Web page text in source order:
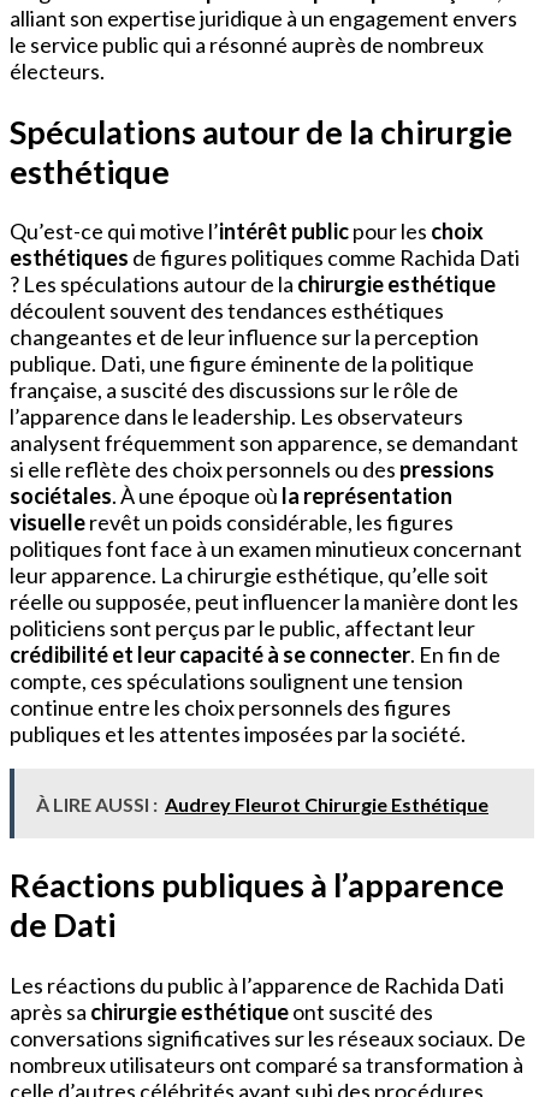
alliant son expertise juridique à un engagement envers
le service public qui a résonné auprès de nombreux
électeurs.
Spéculations autour de la chirurgie
esthétique
Qu’est-ce qui motive l’intérêt publicpour les choix
esthétiques de figures politiques comme Rachida Dati
? Les spéculations autour de la chirurgie esthétique
découlent souvent des tendances esthétiques
changeantes et de leur influence sur la perception
publique. Dati, une figure éminente de la politique
française, a suscité des discussions sur le rôle de
l’apparence dans le leadership. Les observateurs
analysent fréquemment son apparence, se demandant
si elle reflète des choix personnels ou des pressions
sociétales. À une époque où la représentation
visuellerevêt un poids considérable, les figures
politiques font face à un examen minutieux concernant
leur apparence. La chirurgie esthétique, qu’elle soit
réelle ou supposée, peut influencer la manière dont les
politiciens sont perçus par le public, affectant leur
crédibilité et leur capacité à se connecter. En fin de
compte, ces spéculations soulignent une tension
continue entre les choix personnels des figures
publiques et les attentes imposées par la société.
À LIRE AUSSI : Audrey Fleurot Chirurgie Esthétique
Réactions publiques à l’apparence
de Dati
Les réactions du public à l’apparence de Rachida Dati
après sa chirurgie esthétiqueont suscité des
conversations significatives sur les réseaux sociaux. De
nombreux utilisateurs ont comparé sa transformation à
celle d’autres célébrités ayant subi des procédures